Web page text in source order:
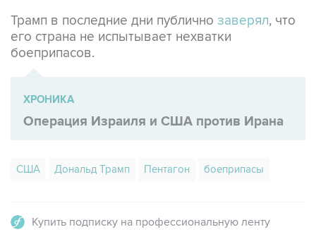
Трамп в последние дни публично заверял, что
его страна не испытывает нехватки
боеприпасов.
ХРОНИКА
Операция Израиля и США против Ирана
США Дональд Трамп Пентагон боеприпасы
Купить подписку на профессиональную ленту